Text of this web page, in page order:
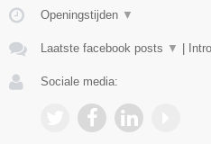
Openingstijden ▼
Laatste facebook posts ▼ |
Sociale media: